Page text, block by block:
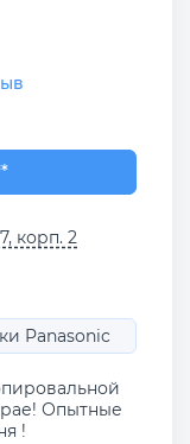
корп. 2
Panasonic
Опытные
!